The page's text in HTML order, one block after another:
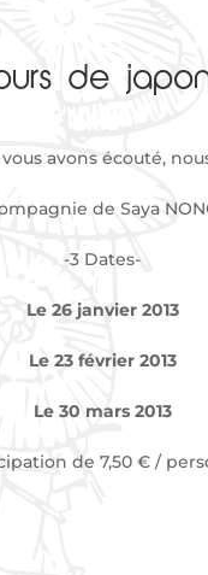
de
avons écouté,
de Saya
-3 Dates-
Le 26 janvier 2013
Le 23 février2013
Le 30 mars2013
de 7,50 € /